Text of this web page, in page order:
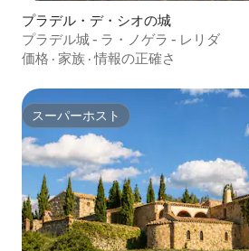
プラデル・デ・シオの城
プラデル城 - ラ・ノゲラ - レリダ
価格 · 家族 ·情報の正確さ
スーパーホスト
スーパーホスト